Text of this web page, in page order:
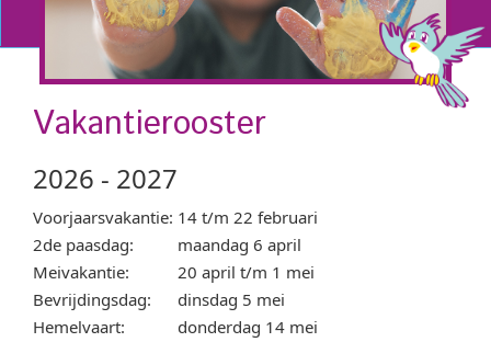
Vakantierooster
2026 - 2027
Voorjaarsvakantie: 14 t/m 22 februari
2de paasdag:
maandag 6 april
Meivakantie:
20 april t/m 1 mei
Bevrijdingsdag:
dinsdag 5 mei
Hemelvaart:
donderdag 14 mei